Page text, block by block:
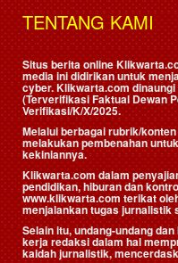
TENTANG KAMI
Situs berita online
media ini didirikan untuk
cyber. Klikwarta.com dinaungi
(Terverifikasi Faktual Dewan
Verifikasi/K/X/2025.
Melalui berbagai rubrik/
melakukan pembenahan
kekiniannya.
Klikwarta.com dalam
pendidikan, hiburan dan
www.klikwarta.com terikat
menjalankan tugas jurnalistik
Selain itu, undang-undang
kerja redaksi dalam hal
kaidah jurnalistik,